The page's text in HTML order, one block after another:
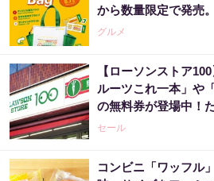
から数量限定で発売。
グルメ
【ローソンストア
ルーツこれ一本」や
の無料券が登場中！
どのお得企画も見逃
セール
コンビニ「ワッフル